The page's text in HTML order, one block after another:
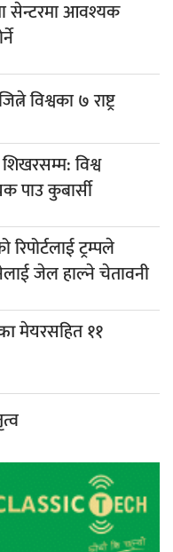
सेन्टरमा आवश्यक
विश्वका ७ राष्ट्र
विश्व
पाउ कुबार्सी
ट्रम्पले
जेल हाल्ने चेतावनी
मेयरसहित ११